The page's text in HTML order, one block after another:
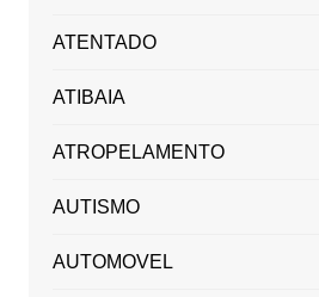
ATENTADO
ATIBAIA
ATROPELAMENTO
AUTISMO
AUTOMOVEL